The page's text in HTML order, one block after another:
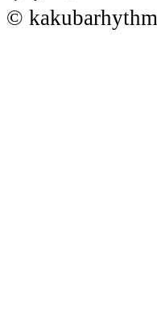
© kakubarhythm